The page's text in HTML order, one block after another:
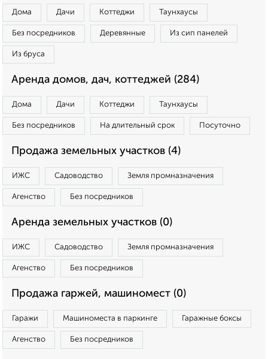
Дома Дачи Коттеджи Таунхаусы
Без посредников Деревянные Из сип панелей
Из бруса
Аренда домов, дач, коттеджей (284)
Дома Дачи Коттеджи Таунхаусы
Без посредников На длительный срок Посуточно
Продажа земельных участков (4)
ИЖС Садоводство Земля промназначения
Агенство Без посредников
Аренда земельных участков (0)
ИЖС Садоводство Земля промназначения
Агенство Без посредников
Продажа гаржей, машиномест (0)
Гаражи Машиноместа в паркинге Гаражные боксы
Агенство Без посредников